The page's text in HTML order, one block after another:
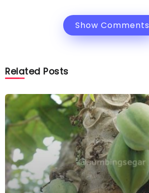
Show Comments
Related Posts